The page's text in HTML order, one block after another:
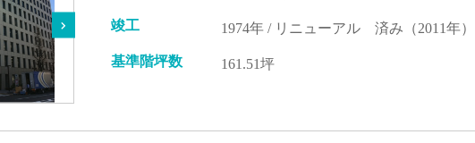
竣工 1974年 / リニューアル 済み（2011年）
基準階坪数 161.51坪